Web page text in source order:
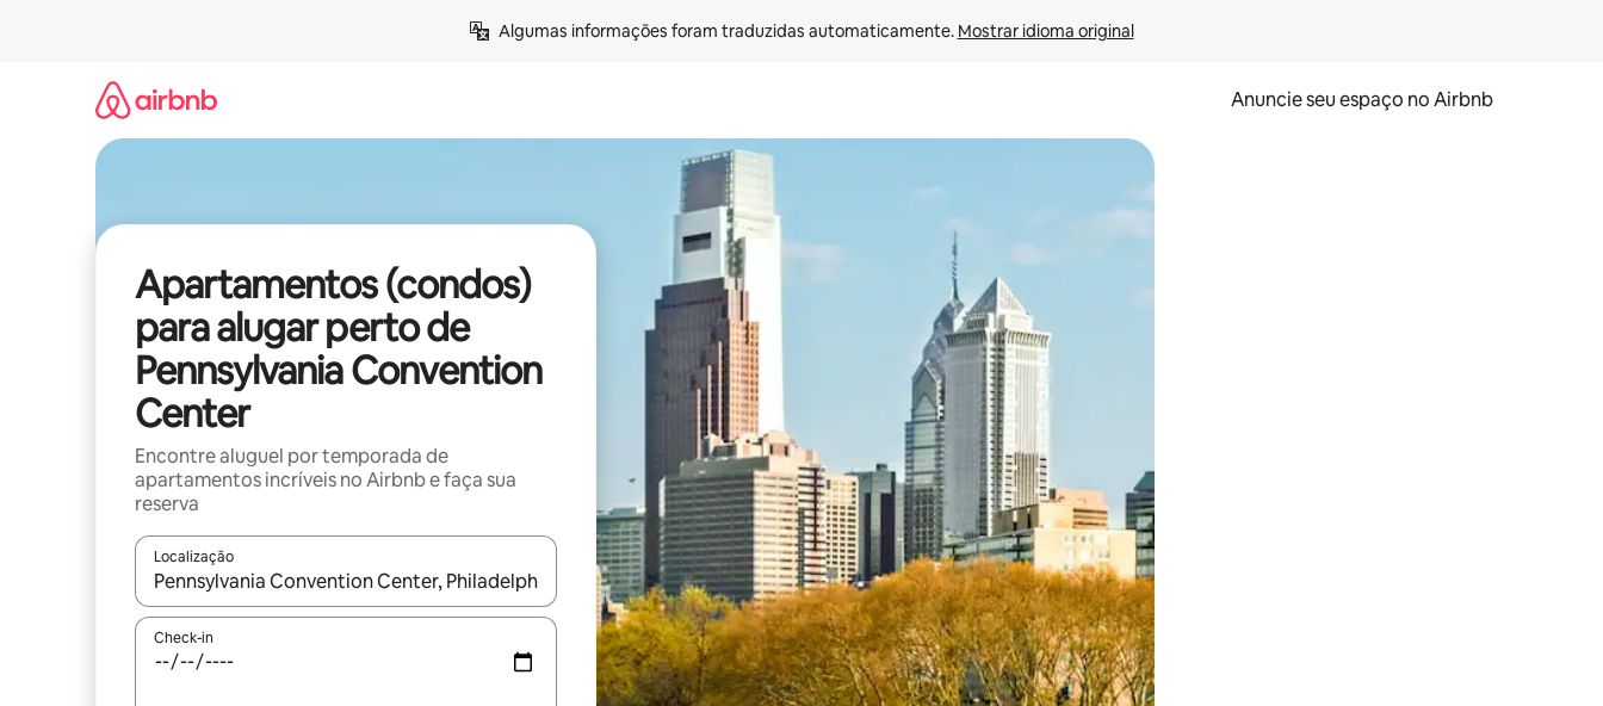
Algumas informações foram traduzidas automaticamente. Mostrar idioma original
Anuncie seu espaço no Airbnb
Apartamentos (condos)
para alugar perto de
Pennsylvania Convention
Center
Encontre aluguel por temporada de
apartamentos incríveis no Airbnb e faça sua
reserva
Localização
Quando os resultados estiverem disponíveis, explore-os usando as seta para cima e para baixo do teclado ou tocando e deslizando o dedo na tela.
Check-in